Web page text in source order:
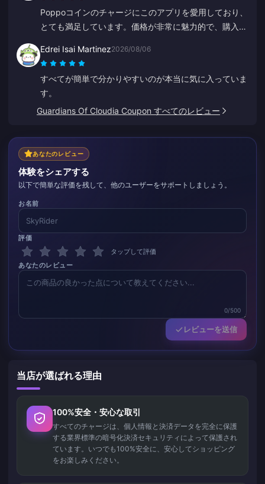
Poppoコインのチャージにこのアプリを愛用しており、
とても満足しています。価格が非常に魅力的で、購入時
す、ありがとうございました。
Edrei Isai Martinez2026/08/06
すべてが簡単で分かりやすいのが本当に気に入っていま
す。
Guardians Of Cloudia Coupon すべてのレビュー
あなたのレビュー
体験をシェアする
以下で簡単な評価を残して、他のユーザーをサポートしましょう。
お名前
評価
タップして評価
あなたのレビュー
0/500
レビューを送信
当店が選ばれる理由
100%安全・安心な取引
すべてのチャージは、個人情報と決済データを完全に保護
する業界標準の暗号化決済セキュリティによって保護され
ています。いつでも100%安全に、安心してショッピング
をお楽しみください。